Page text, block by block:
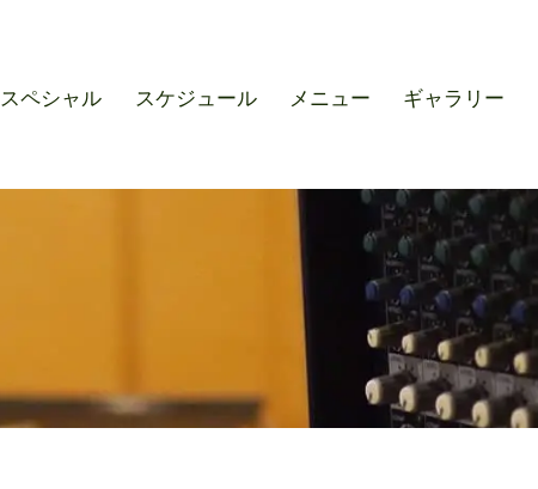
スペシャル スケジュール メニュー ギャラリー